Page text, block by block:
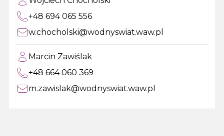
+48 694 065 556
w.chocholski@wodnyswiat.waw.pl
Marcin Zawiślak
+48 664 060 369
m.zawislak@wodnyswiat.waw.pl